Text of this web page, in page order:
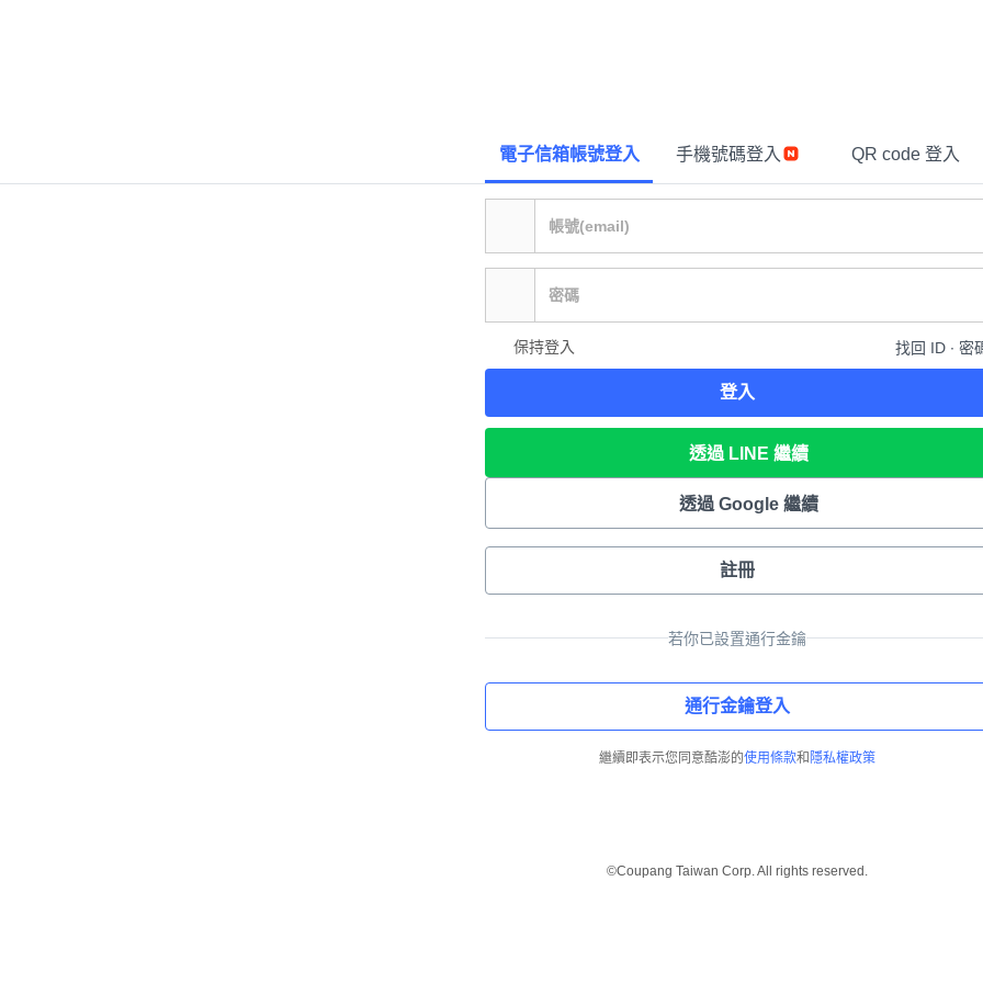
電子信箱帳號登入 手機號碼登入 QR code 登入
保持登入 找回 ID ∙ 密
登入
透過 LINE 繼續
透過 Google 繼續
註冊
若你已設置通行金鑰
通行金鑰登入
繼續即表示您同意酷澎的使用條款和 隱私權政策
©Coupang Taiwan Corp. All rights reserved.